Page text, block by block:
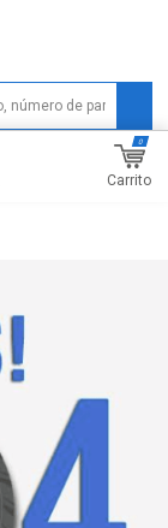
Carrito
0